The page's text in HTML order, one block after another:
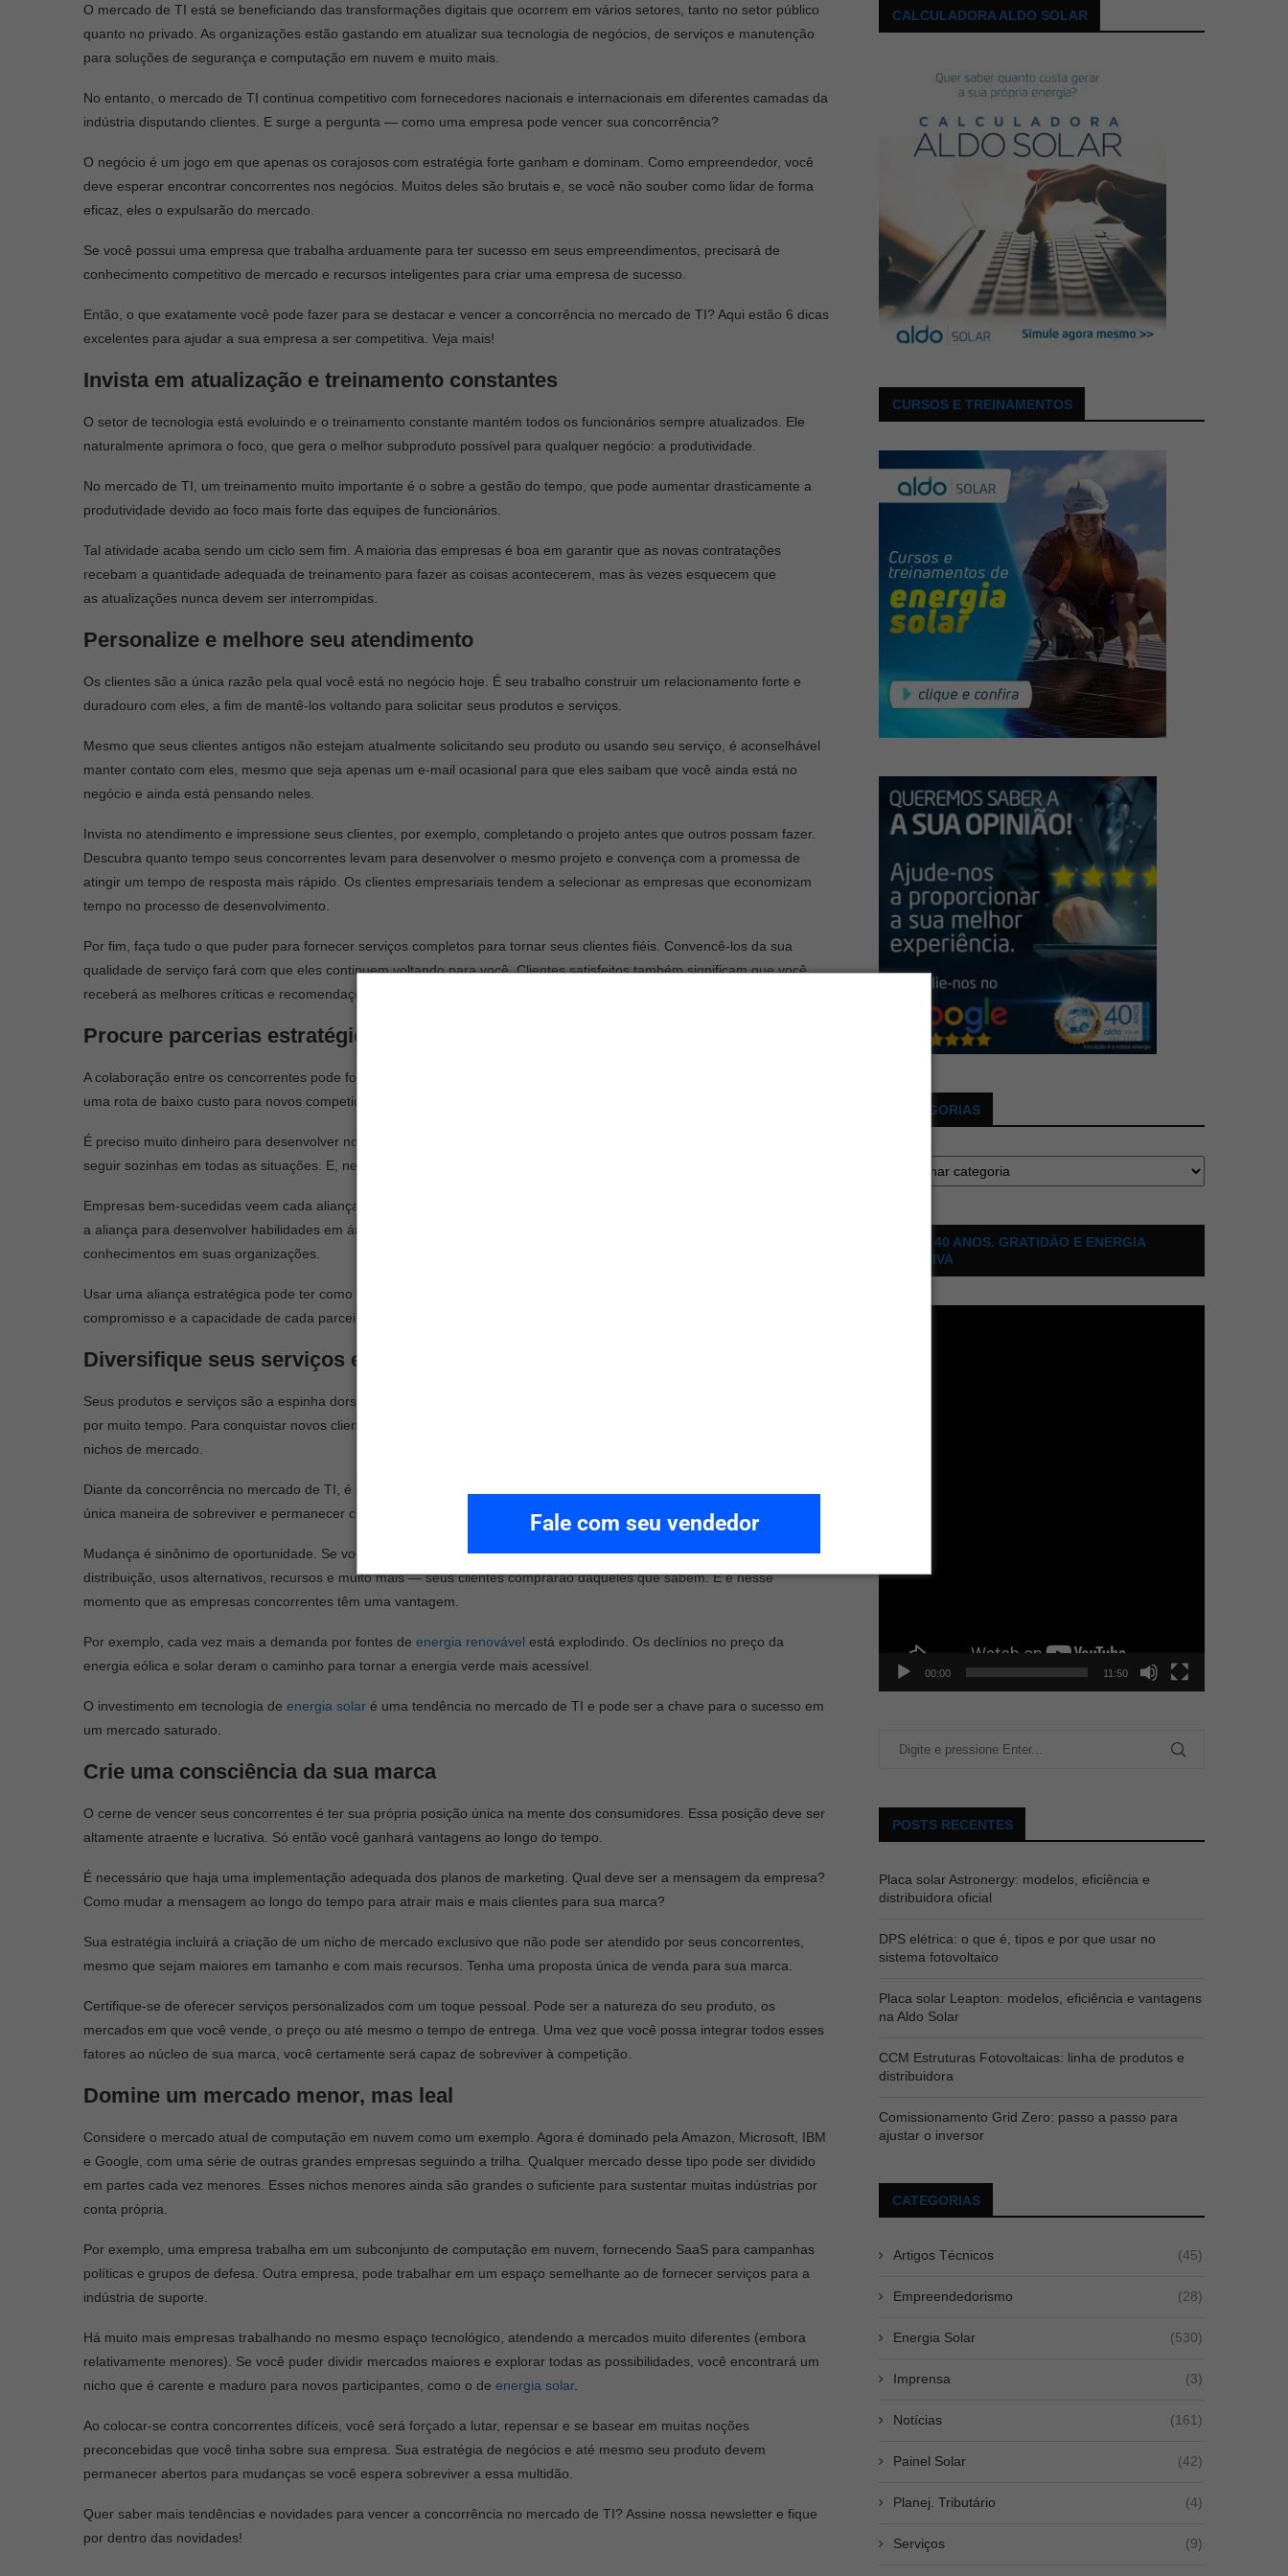
Fale com seu vendedor
O mercado de TI está se beneficiando das transformações digitais que ocorrem em vários setores, tanto no setor público
quanto no privado. As organizações estão gastando em atualizar sua tecnologia de negócios, de serviços e manutenção
para soluções de segurança e computação em nuvem e muito mais.
No entanto, o mercado de TI continua competitivo com fornecedores nacionais e internacionais em diferentes camadas da
indústria disputando clientes. E surge a pergunta — como uma empresa pode vencer sua concorrência?
O negócio é um jogo em que apenas os corajosos com estratégia forte ganham e dominam. Como empreendedor, você
deve esperar encontrar concorrentes nos negócios. Muitos deles são brutais e, se você não souber como lidar de forma
eficaz, eles o expulsarão do mercado.
Se você possui uma empresa que trabalha arduamente para ter sucesso em seus empreendimentos, precisará de
conhecimento competitivo de mercado e recursos inteligentes para criar uma empresa de sucesso.
Então, o que exatamente você pode fazer para se destacar e vencer a concorrência no mercado de TI? Aqui estão 6 dicas
excelentes para ajudar a sua empresa a ser competitiva. Veja mais!
Invista em atualização e treinamento constantes
O setor de tecnologia está evoluindo e o treinamento constante mantém todos os funcionários sempre atualizados. Ele
naturalmente aprimora o foco, que gera o melhor subproduto possível para qualquer negócio: a produtividade.
No mercado de TI, um treinamento muito importante é o sobre a gestão do tempo, que pode aumentar drasticamente a
produtividade devido ao foco mais forte das equipes de funcionários.
Tal atividade acaba sendo um ciclo sem fim. A maioria das empresas é boa em garantir que as novas contratações
recebam a quantidade adequada de treinamento para fazer as coisas acontecerem, mas às vezes esquecem que
as atualizações nunca devem ser interrompidas.
Personalize e melhore seu atendimento
Os clientes são a única razão pela qual você está no negócio hoje. É seu trabalho construir um relacionamento forte e
duradouro com eles, a fim de mantê-los voltando para solicitar seus produtos e serviços.
Mesmo que seus clientes antigos não estejam atualmente solicitando seu produto ou usando seu serviço, é aconselhável
manter contato com eles, mesmo que seja apenas um e-mail ocasional para que eles saibam que você ainda está no
negócio e ainda está pensando neles.
Invista no atendimento e impressione seus clientes, por exemplo, completando o projeto antes que outros possam fazer.
Descubra quanto tempo seus concorrentes levam para desenvolver o mesmo projeto e convença com a promessa de
atingir um tempo de resposta mais rápido. Os clientes empresariais tendem a selecionar as empresas que economizam
tempo no processo de desenvolvimento.
Por fim, faça tudo o que puder para fornecer serviços completos para tornar seus clientes fiéis. Convencê-los da sua
qualidade de serviço fará com que eles continuem voltando para você. Clientes satisfeitos também significam que você
receberá as melhores críticas e recomendações, que acabam popularizando sua empresa.
Procure parcerias estratégicas
A colaboração entre os concorrentes pode fortalecer ambas as empresas contra pessoas de fora. A cooperação torna-se
uma rota de baixo custo para novos competidores ganharem acesso à tecnologia e ao mercado.
É preciso muito dinheiro para desenvolver novos produtos e penetrar em novos mercados, que poucas empresas podem
seguir sozinhas em todas as situações. E, nesse caso, a colaboração pode ser mais forte do que nunca.
Empresas bem-sucedidas veem cada aliança como uma janela para as amplas capacidades de seus parceiros. Eles usam
a aliança para desenvolver habilidades em áreas fora do acordo formal e difundem sistematicamente novos
conhecimentos em suas organizações.
Usar uma aliança estratégica pode ter como resultado adquirir novas tecnologias ou habilidades. Isso reflete o
compromisso e a capacidade de cada parceiro em absorver as habilidades do outro.
Diversifique seus serviços e produtos
Seus produtos e serviços são a espinha dorsal do seu negócio e você simplesmente não pode manter o mesmo portfólio
por muito tempo. Para conquistar novos clientes é preciso inovar constantemente por meio de novas ofertas em novos
nichos de mercado.
Diante da concorrência no mercado de TI, é importante destacar seu negócio, diferenciá-lo entre os demais. Essa é a
única maneira de sobreviver e permanecer competitivo.
Mudança é sinônimo de oportunidade. Se você não sabe o que está mudando — com seus concorrentes, canais de
distribuição, usos alternativos, recursos e muito mais — seus clientes comprarão daqueles que sabem. E é nesse
momento que as empresas concorrentes têm uma vantagem.
Por exemplo, cada vez mais a demanda por fontes de energia renovável está explodindo. Os declínios no preço da
energia eólica e solar deram o caminho para tornar a energia verde mais acessível.
O investimento em tecnologia de energia solar é uma tendência no mercado de TI e pode ser a chave para o sucesso em
um mercado saturado.
Crie uma consciência da sua marca
O cerne de vencer seus concorrentes é ter sua própria posição única na mente dos consumidores. Essa posição deve ser
altamente atraente e lucrativa. Só então você ganhará vantagens ao longo do tempo.
É necessário que haja uma implementação adequada dos planos de marketing. Qual deve ser a mensagem da empresa?
Como mudar a mensagem ao longo do tempo para atrair mais e mais clientes para sua marca?
Sua estratégia incluirá a criação de um nicho de mercado exclusivo que não pode ser atendido por seus concorrentes,
mesmo que sejam maiores em tamanho e com mais recursos. Tenha uma proposta única de venda para sua marca.
Certifique-se de oferecer serviços personalizados com um toque pessoal. Pode ser a natureza do seu produto, os
mercados em que você vende, o preço ou até mesmo o tempo de entrega. Uma vez que você possa integrar todos esses
fatores ao núcleo de sua marca, você certamente será capaz de sobreviver à competição.
Domine um mercado menor, mas leal
Considere o mercado atual de computação em nuvem como um exemplo. Agora é dominado pela Amazon, Microsoft, IBM
e Google, com uma série de outras grandes empresas seguindo a trilha. Qualquer mercado desse tipo pode ser dividido
em partes cada vez menores. Esses nichos menores ainda são grandes o suficiente para sustentar muitas indústrias por
conta própria.
Por exemplo, uma empresa trabalha em um subconjunto de computação em nuvem, fornecendo SaaS para campanhas
políticas e grupos de defesa. Outra empresa, pode trabalhar em um espaço semelhante ao de fornecer serviços para a
indústria de suporte.
Há muito mais empresas trabalhando no mesmo espaço tecnológico, atendendo a mercados muito diferentes (embora
relativamente menores). Se você puder dividir mercados maiores e explorar todas as possibilidades, você encontrará um
nicho que é carente e maduro para novos participantes, como o de energia solar.
Ao colocar-se contra concorrentes difíceis, você será forçado a lutar, repensar e se basear em muitas noções
preconcebidas que você tinha sobre sua empresa. Sua estratégia de negócios e até mesmo seu produto devem
permanecer abertos para mudanças se você espera sobreviver a essa multidão.
Quer saber mais tendências e novidades para vencer a concorrência no mercado de TI? Assine nossa newsletter e fique
por dentro das novidades!
CALCULADORA ALDO SOLAR
CURSOS E TREINAMENTOS
CATEGORIAS
ALDO 40 ANOS. GRATIDÃO E ENERGIA
POSITIVA
00:00 11:50
POSTS RECENTES
Placa solar Astronergy: modelos, eficiência e
distribuidora oficial
DPS elétrica: o que é, tipos e por que usar no
sistema fotovoltaico
Placa solar Leapton: modelos, eficiência e vantagens
na Aldo Solar
CCM Estruturas Fotovoltaicas: linha de produtos e
distribuidora
Comissionamento Grid Zero: passo a passo para
ajustar o inversor
CATEGORIAS
Artigos Técnicos (45)
Empreendedorismo (28)
Energia Solar (530)
Imprensa (3)
Notícias (161)
Painel Solar (42)
Planej. Tributário (4)
Serviços (9)